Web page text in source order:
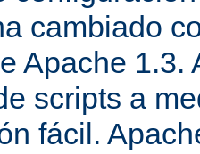
cambiado
Apache 1.3.
scripts a
fácil.